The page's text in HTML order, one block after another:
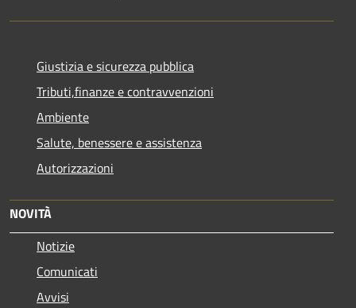
Giustizia e sicurezza pubblica
Tributi,finanze e contravvenzioni
Ambiente
Salute, benessere e assistenza
Autorizzazioni
NOVITÀ
Notizie
Comunicati
Avvisi